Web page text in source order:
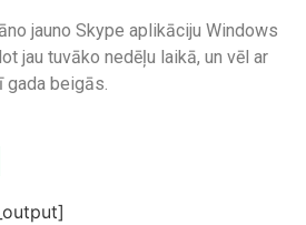
jauno Skype aplikāciju Windows
jau tuvāko nedēļu laikā, un vēl ar
beigās.